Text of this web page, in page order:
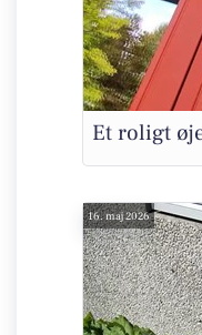
Et roligt
16. maj 2026